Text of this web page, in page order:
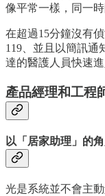
像平常一樣，同一時
在超過15分鐘沒有
119、並且以簡訊通
達的醫護人員快速進
產品經理和工程
以「居家助理」的
光是系統並不會主